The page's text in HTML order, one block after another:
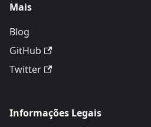
Mais
Blog
GitHub
Twitter
Informações Legais